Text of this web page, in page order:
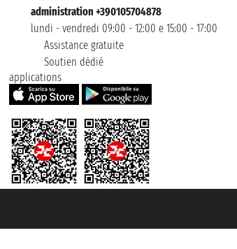
administration +390105704878
lundi - vendredi 09:00 - 12:00 e 15:00 - 17:00
Assistance gratuite
Soutien dédié
applications